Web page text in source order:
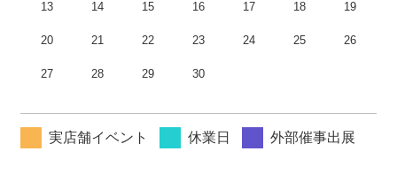
13 14 15 16 17 18 19
20 21 22 23 24 25 26
27 28 29 30
実店舗イベント 休業日 外部催事出展